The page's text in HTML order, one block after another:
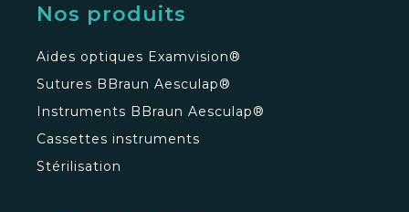
Nos produits
Aides optiques Examvision®
Sutures BBraun Aesculap®
Instruments BBraun Aesculap®
Cassettes instruments
Stérilisation